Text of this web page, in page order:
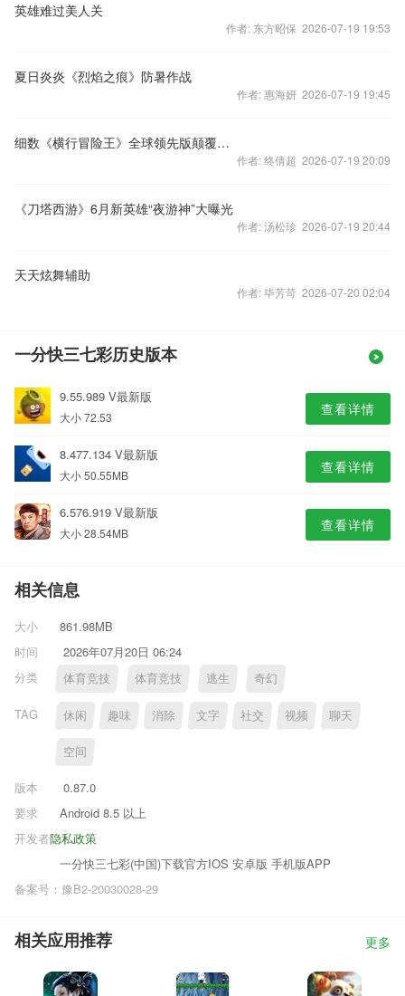
英雄难过美人关
作者: 东方昭保 2026-07-19 19:53
夏日炎炎《烈焰之痕》防暑作战
作者: 惠海妍 2026-07-19 19:45
细数《横行冒险王》全球领先版颠覆玩法第一期
作者: 终倩超 2026-07-19 20:09
《刀塔西游》6月新英雄“夜游神”大曝光
作者: 汤松珍 2026-07-19 20:44
天天炫舞辅助
作者: 毕芳苛 2026-07-20 02:04
一分快三七彩历史版本
9.55.989 V最新版
大小 72.53 查看详情
8.477.134 V最新版
大小 50.55MB 查看详情
6.576.919 V最新版
大小 28.54MB 查看详情
相关信息
大小
861.98MB
时间
2026年07月20日 06:24
分类
体育竞技 体育竞技 逃生 奇幻
TAG 休闲 趣味 消除 文字 社交 视频 聊天
空间
版本
0.87.0
要求
Android 8.5 以上
隐私政策
开发者
一分快三七彩(中国)下载官方IOS 安卓版 手机版APP
备案号：豫B2-20030028-29
相关应用推荐 更多